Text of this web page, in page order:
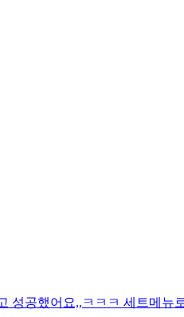
성공했어요,,ㅋㅋㅋ 세트메뉴